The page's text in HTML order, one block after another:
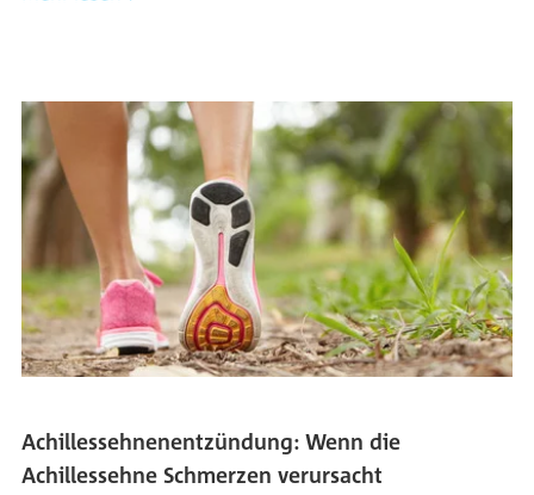
Achillessehnenentzündung: Wenn die
Achillessehne Schmerzen verursacht